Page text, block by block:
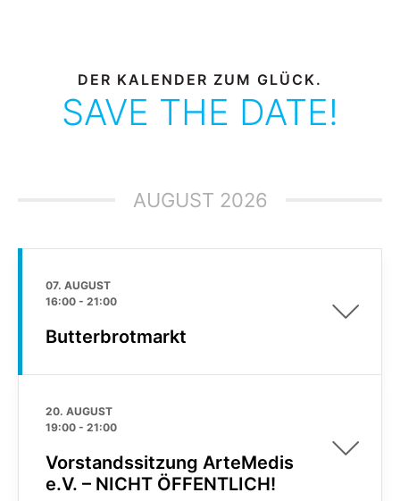
DER KALENDER ZUM GLÜCK.
SAVE THE DATE!
AUGUST 2026
07. AUGUST
16:00 - 21:00
Butterbrotmarkt
20. AUGUST
19:00 - 21:00
Vorstandssitzung ArteMedis
e.V. – NICHT ÖFFENTLICH!